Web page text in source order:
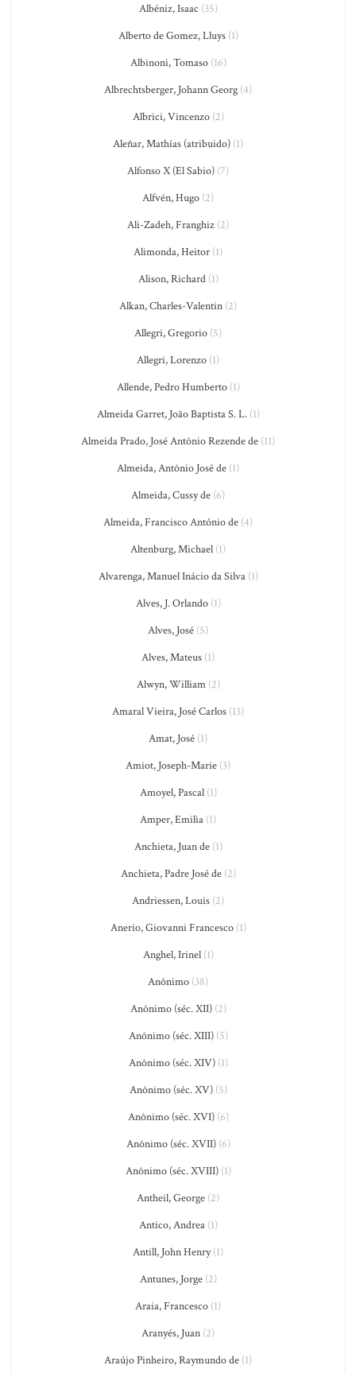
Albéniz, Isaac (35)
Alberto de Gomez, Lluys(1)
Albinoni, Tomaso(16)
Albrechtsberger, Johann Georg (4)
Albrici, Vincenzo(2)
Aleñar, Mathías (atribuido) (1)
Alfonso X (El Sabio) (7)
Alfvén, Hugo (2)
Ali-Zadeh, Franghiz (2)
Alimonda, Heitor (1)
Alison, Richard(1)
Alkan, Charles-Valentin (2)
Allegri, Gregorio (5)
Allegri, Lorenzo (1)
Allende, Pedro Humberto(1)
Almeida Garret, João Baptista S. L.(1)
Almeida Prado, José Antônio Rezende de (11)
Almeida, Antônio José de (1)
Almeida, Cussy de (6)
Almeida, Francisco António de (4)
Altenburg, Michael (1)
Alvarenga, Manuel Inácio da Silva(1)
Alves, J. Orlando(1)
Alves, José (5)
Alves, Mateus (1)
Alwyn, William(2)
Amaral Vieira, José Carlos (13)
Amat, José (1)
Amiot, Joseph-Marie (3)
Amoyel, Pascal(1)
Amper, Emilia (1)
Anchieta, Juan de(1)
Anchieta, Padre José de(2)
Andriessen, Louis (2)
Anerio, Giovanni Francesco(1)
Anghel, Irinel(1)
Anônimo (38)
Anônimo (séc. XII)(2)
Anônimo (séc. XIII)(5)
Anônimo (séc. XIV)(1)
Anônimo (séc. XV)(5)
Anônimo (séc. XVI)(6)
Anônimo (séc. XVII)(6)
Anônimo (séc. XVIII)(1)
Antheil, George (2)
Antico, Andrea(1)
Antill, John Henry(1)
Antunes, Jorge(2)
Araia, Francesco (1)
Aranyés, Juan (2)
Araújo Pinheiro, Raymundo de (1)